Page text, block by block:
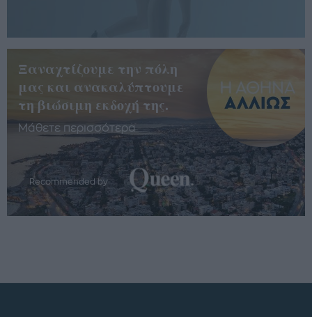
Ξαναχτίζουμε την πόλη
μας και ανακαλύπτουμε
τη βιώσιμη εκδοχή της.
Μάθετε περισσότερα
Recommended by